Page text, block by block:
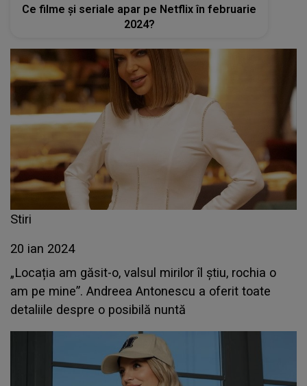
Ce filme și seriale apar pe Netflix în februarie
2024?
Stiri
20 ian 2024
„Locația am găsit-o, valsul mirilor îl știu, rochia o
am pe mine”. Andreea Antonescu a oferit toate
detaliile despre o posibilă nuntă